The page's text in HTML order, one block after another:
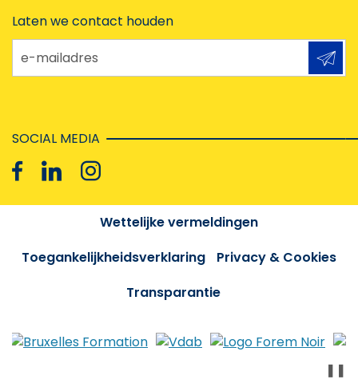
Laten we contact houden
e-mailadres
SOCIAL MEDIA
Wettelijke vermeldingen
Toegankelijkheidsverklaring
Privacy & Cookies
Transparantie
❚❚